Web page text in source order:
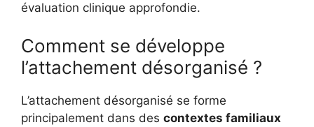
évaluation clinique approfondie.
Comment se développe
l’attachement désorganisé ?
L’attachement désorganisé se forme
principalement dans des contextes familiaux